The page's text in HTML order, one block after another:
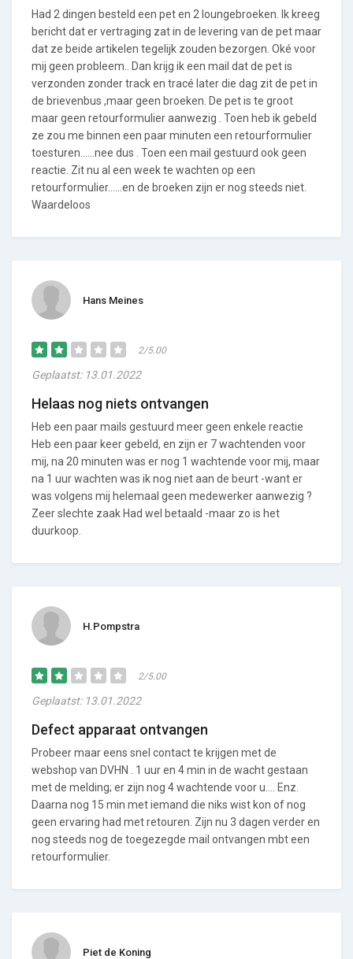
Had 2 dingen besteld een pet en 2 loungebroeken. Ik kreeg
bericht dat er vertraging zat in de levering van de pet maar
dat ze beide artikelen tegelijk zouden bezorgen. Oké voor
mij geen probleem.. Dan krijg ik een mail dat de pet is
verzonden zonder track en tracé later die dag zit de pet in
de brievenbus ,maar geen broeken. De pet is te groot
maar geen retourformulier aanwezig . Toen heb ik gebeld
ze zou me binnen een paar minuten een retourformulier
toesturen......nee dus . Toen een mail gestuurd ook geen
reactie. Zit nu al een week te wachten op een
retourformulier......en de broeken zijn er nog steeds niet.
Waardeloos
Hans Meines
2/5.00
Geplaatst: 13.01.2022
Helaas nog niets ontvangen
Heb een paar mails gestuurd meer geen enkele reactie
Heb een paar keer gebeld, en zijn er 7 wachtenden voor
mij, na 20 minuten was er nog 1 wachtende voor mij, maar
na 1 uur wachten was ik nog niet aan de beurt -want er
was volgens mij helemaal geen medewerker aanwezig ?
Zeer slechte zaak Had wel betaald -maar zo is het
duurkoop.
H.Pompstra
2/5.00
Geplaatst: 13.01.2022
Defect apparaat ontvangen
Probeer maar eens snel contact te krijgen met de
webshop van DVHN . 1 uur en 4 min in de wacht gestaan
met de melding; er zijn nog 4 wachtende voor u…. Enz.
Daarna nog 15 min met iemand die niks wist kon of nog
geen ervaring had met retouren. Zijn nu 3 dagen verder en
nog steeds nog de toegezegde mail ontvangen mbt een
retourformulier.
Piet de Koning